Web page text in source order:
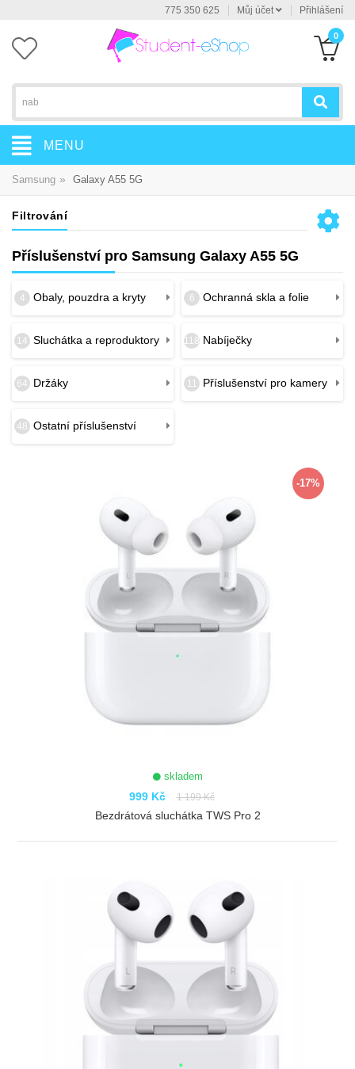
775 350 625 Můj účet Přihlášení
0
MENU
Samsung » Galaxy A55 5G
Filtrování
Příslušenství pro Samsung Galaxy A55 5G
4 Obaly, pouzdra a kryty 6 Ochranná skla a folie
14 Sluchátka a reproduktory 118 Nabíječky
64 Držáky 11 Příslušenství pro kamery
48 Ostatní příslušenství
-17%
skladem
999 Kč 1 199 Kč
Bezdrátová sluchátka TWS Pro 2